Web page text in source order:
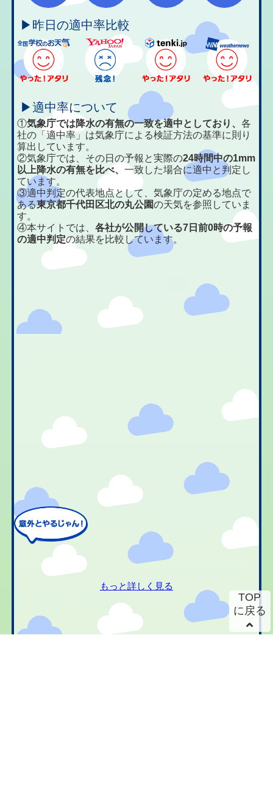
▶昨日の適中率比較
▶適中率について
①気象庁では降水の有無の一致を適中としており、各
社の「適中率」は気象庁による検証方法の基準に則り
算出しています。
②気象庁では、その日の予報と実際の24時間中の1mm
以上降水の有無を比べ、一致した場合に適中と判定し
ています。
③適中判定の代表地点として、気象庁の定める地点で
ある東京都千代田区北の丸公園の天気を参照していま
す。
④本サイトでは、各社が公開している7日前0時の予報
の適中判定の結果を比較しています。
もっと詳しく見る
TOP
に戻る